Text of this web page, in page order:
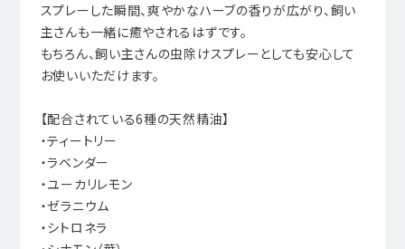
スプレーした瞬間、爽やかなハーブの香りが広がり、飼い
主さんも一緒に癒やされるはずです。
もちろん、飼い主さんの虫除けスプレーとしても安心して
お使いいただけます。
【配合されている6種の天然精油】
・ティートリー
・ラベンダー
・ユーカリレモン
・ゼラニウム
・シトロネラ